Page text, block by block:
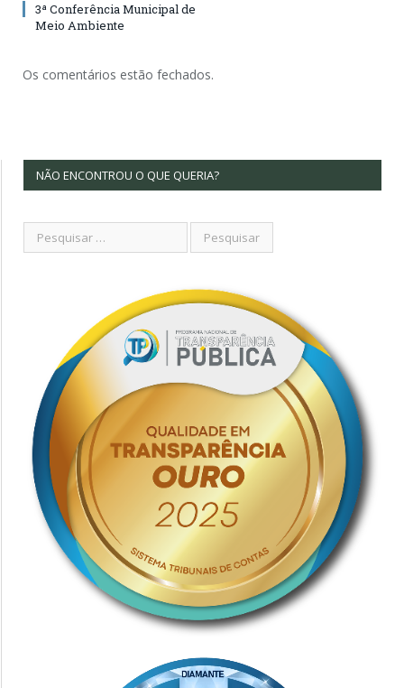
3ª Conferência Municipal de
Meio Ambiente
Os comentários estão fechados.
NÃO ENCONTROU O QUE QUERIA?